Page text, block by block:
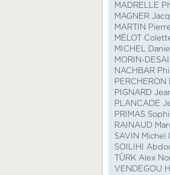
MADRELLE
MAGNER
MARTIN
MÉLOT
MICHEL
MORIN-
NACHBAR
PIGNARD
PLANCADE
PRIMAS
RAINAUD
SAVIN Michel
SOILIHI
TÜRK Alex
VENDEGOU